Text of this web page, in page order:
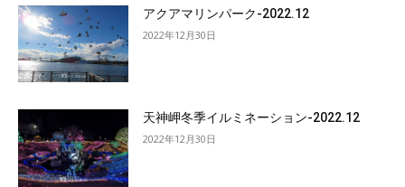
アクアマリンパーク-2022.12
2022年12月30日
天神岬冬季イルミネーション-2022.12
2022年12月30日